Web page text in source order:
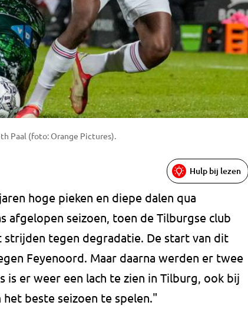
Paal (foto: Orange Pictures).
Hulp bij lezen
hoge pieken en diepe dalen qua
afgelopen seizoen, toen de Tilburgse club
tegen degradatie. De start van dit
Feyenoord. Maar daarna werden er twee
is er weer een lach te zien in Tilburg, ook bij
beste seizoen te spelen."